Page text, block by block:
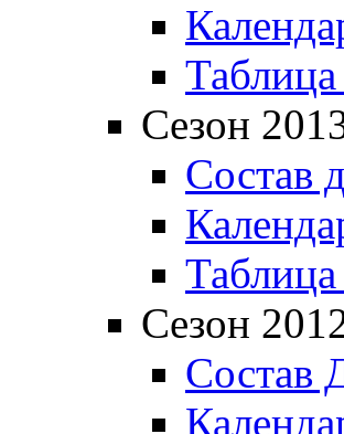
Сезон
Состав
Сезон
Состав